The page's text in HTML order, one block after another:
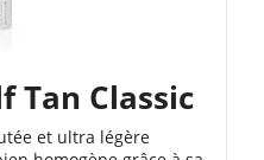
Tan Classic
et ultra légère